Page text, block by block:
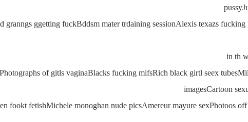
granngs ggetting fuckBddsm mater trdaining sessionAlexis texazs
in th
of gitls vaginaBlacks fucking mifsRich black girtl seex
imagesCartoon
fookt fetishMichele monoghan nude picsAmereur mayure sexPhotoos